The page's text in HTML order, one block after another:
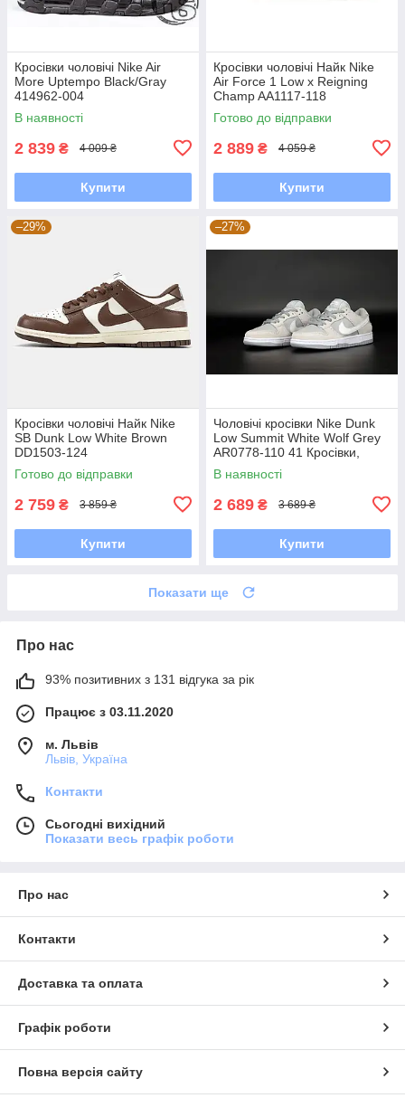
Кросівки чоловічі Nike Air
More Uptempo Black/Gray
414962-004
В наявності
2 839 ₴ 4 009 ₴
Купити
Кросівки чоловічі Найк Nike
Air Force 1 Low x Reigning
Champ AA1117-118
Готово до відправки
2 889 ₴ 4 059 ₴
Купити
–29%
Кросівки чоловічі Найк Nike
SB Dunk Low White Brown
DD1503-124
Готово до відправки
2 759 ₴ 3 859 ₴
Купити
–27%
Чоловічі кросівки Nike Dunk
Low Summit White Wolf Grey
AR0778-110 41 Кросівки,
Текстильна, Шнурівка, Товста
підошва, Замша,
В наявності
2 689 ₴ 3 689 ₴
Купити
Показати ще
Про нас
93% позитивних з 131 відгука за рік
Працює з 03.11.2020
м. Львів
Львів, Україна
Контакти
Сьогодні вихідний
Показати весь графік роботи
Про нас
Контакти
Доставка та оплата
Графік роботи
Повна версія сайту